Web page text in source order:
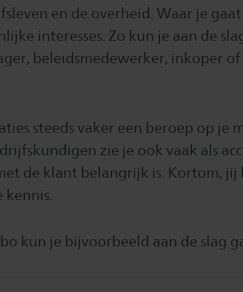
en de overheid. Waar je
interesses. Zo kun je aan de
beleidsmedewerker, inkoper of
steeds vaker een beroep op je
zie je ook vaak als
de klant belangrijk is. Kortom, jij
kun je bijvoorbeeld aan de slag